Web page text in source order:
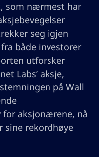
som nærmest har
seg igjen
både investorer
utforsker
Labs’ aksje,
på Wall
for aksjonærene, nå
sine rekordhøye